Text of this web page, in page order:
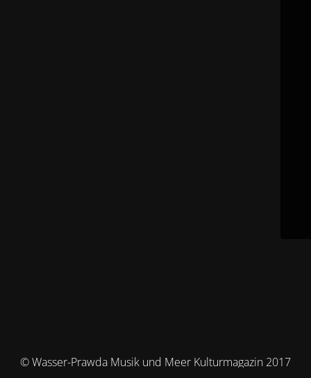
© Wasser-Prawda Musik und Meer Kulturmagazin 2017